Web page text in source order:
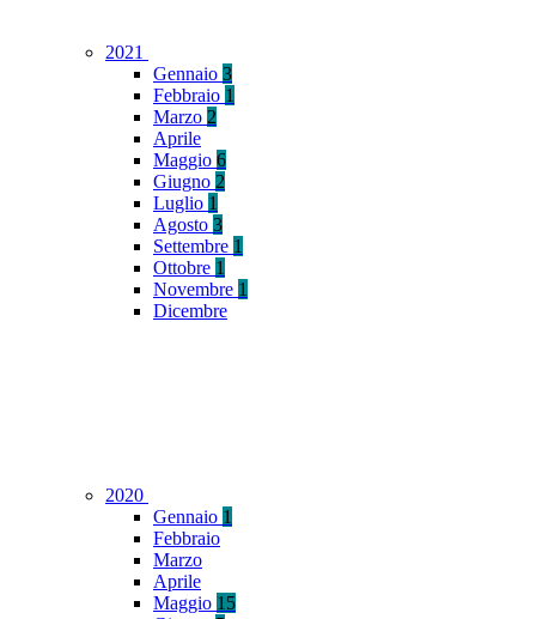
2021
Gennaio 3
Febbraio 1
Marzo 2
Aprile
Maggio 6
Giugno 2
Luglio 1
Agosto 3
Settembre 1
Ottobre 1
Novembre 1
Dicembre
2020
Gennaio 1
Febbraio
Marzo
Aprile
Maggio 15